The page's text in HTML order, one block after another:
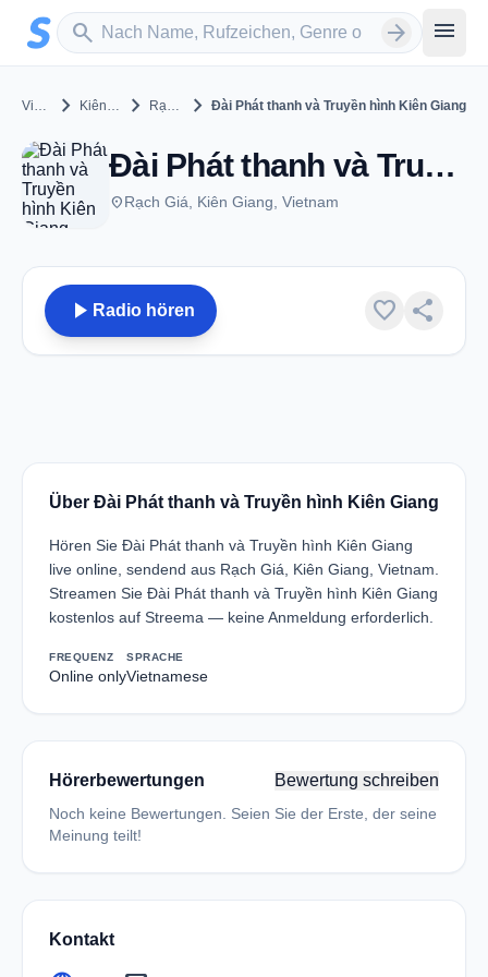
Zum Hauptinhalt springen
search
Sender suchen arrow_forward menu
Vietnam chevron_right Kiên Giang chevron_right Rạch Giá chevron_right Đài Phát thanh và Truyền hình Kiên Giang
Đài Phát thanh và Truyền hình Kiên Giang - Rạch Giá
placeRạch Giá, Kiên Giang, Vietnam
play_arrow Radio hören favorite share
Über Đài Phát thanh và Truyền hình Kiên Giang
Hören Sie Đài Phát thanh và Truyền hình Kiên Giang
live online, sendend aus Rạch Giá, Kiên Giang, Vietnam.
Streamen Sie Đài Phát thanh và Truyền hình Kiên Giang
kostenlos auf Streema — keine Anmeldung erforderlich.
FREQUENZ
Online only
SPRACHE
Vietnamese
Hörerbewertungen Bewertung schreiben
Noch keine Bewertungen. Seien Sie der Erste, der seine
Meinung teilt!
Kontakt